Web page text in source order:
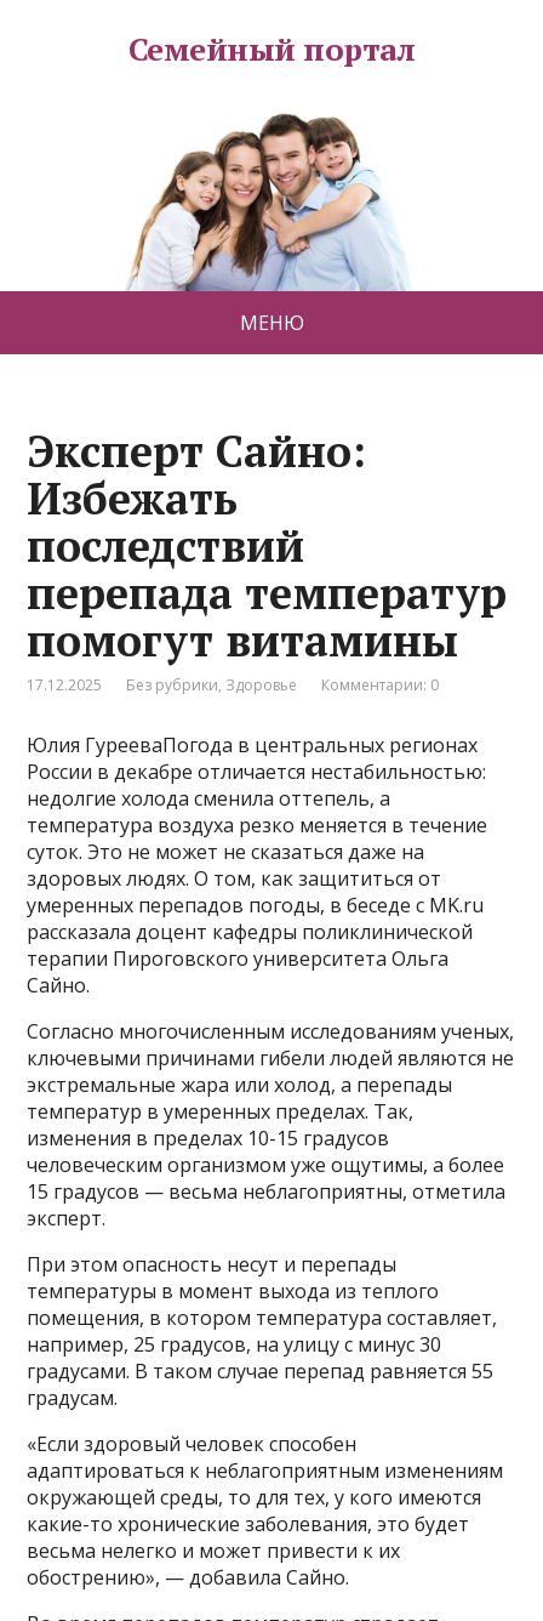
Семейный портал
МЕНЮ
Эксперт Сайно:
Избежать
последствий
перепада температур
помогут витамины
17.12.2025 Без рубрики, Здоровье Комментарии: 0
Юлия ГурееваПогода в центральных регионах
России в декабре отличается нестабильностью:
недолгие холода сменила оттепель, а
температура воздуха резко меняется в течение
суток. Это не может не сказаться даже на
здоровых людях. О том, как защититься от
умеренных перепадов погоды, в беседе с MK.ru
рассказала доцент кафедры поликлинической
терапии Пироговского университета Ольга
Сайно.
Согласно многочисленным исследованиям ученых,
ключевыми причинами гибели людей являются не
экстремальные жара или холод, а перепады
температур в умеренных пределах. Так,
изменения в пределах 10-15 градусов
человеческим организмом уже ощутимы, а более
15 градусов — весьма неблагоприятны, отметила
эксперт.
При этом опасность несут и перепады
температуры в момент выхода из теплого
помещения, в котором температура составляет,
например, 25 градусов, на улицу с минус 30
градусами. В таком случае перепад равняется 55
градусам.
«Если здоровый человек способен
адаптироваться к неблагоприятным изменениям
окружающей среды, то для тех, у кого имеются
какие-то хронические заболевания, это будет
весьма нелегко и может привести к их
обострению», — добавила Сайно.